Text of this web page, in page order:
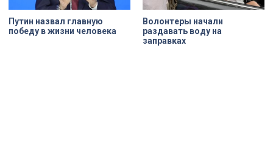
Путин назвал главную
победу в жизни человека
Волонтеры начали
раздавать воду на
заправках